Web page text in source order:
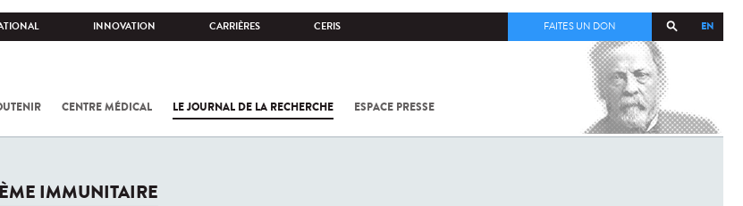
INNOVATION CARRIÈRES CERIS EN
FAITES UN DON
CENTRE MÉDICAL LE JOURNAL DE LA RECHERCHE ESPACE PRESSE
COV-2 /
IMMUNITAIRE